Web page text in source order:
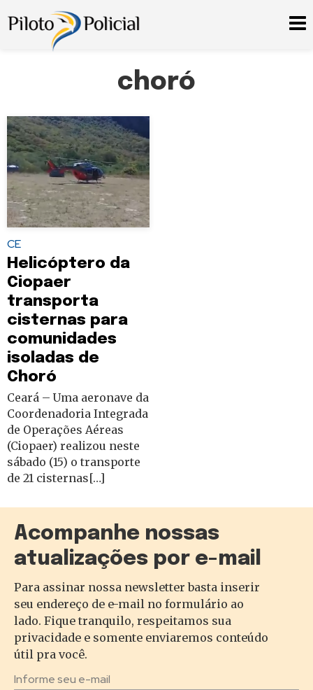
choró
CE
Helicóptero da
Ciopaer
transporta
cisternas para
comunidades
isoladas de
Choró
Ceará – Uma aeronave da
Coordenadoria Integrada
de Operações Aéreas
(Ciopaer) realizou neste
sábado (15) o transporte
de 21 cisternas[…]
Acompanhe nossas
atualizações por e-mail
Para assinar nossa newsletter basta inserir
seu endereço de e-mail no formulário ao
lado. Fique tranquilo, respeitamos sua
privacidade e somente enviaremos conteúdo
útil pra você.
Informe seu e-mail